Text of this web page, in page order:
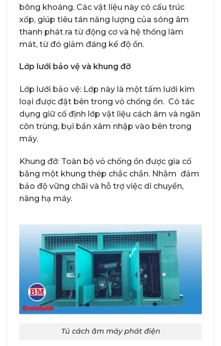
bông khoáng. Các vật liệu này có cấu trúc
xốp, giúp tiêu tán năng lượng của sóng âm
thanh phát ra từ động cơ và hệ thống làm
mát, từ đó giảm đáng kể độ ồn.
Lớp lưới bảo vệ và khung đỡ
Lớp lưới bảo vệ: Lớp này là một tấm lưới kim
loại được đặt bên trong vỏ chống ồn. Có tác
dụng giữ cố định lớp vật liệu cách âm và ngăn
côn trùng, bụi bẩn xâm nhập vào bên trong
máy.
Khung đỡ: Toàn bộ vỏ chống ồn được gia cố
bằng một khung thép chắc chắn. Nhằm đảm
bảo độ vững chãi và hỗ trợ việc di chuyển,
nâng hạ máy.
Tủ cách âm máy phát điện